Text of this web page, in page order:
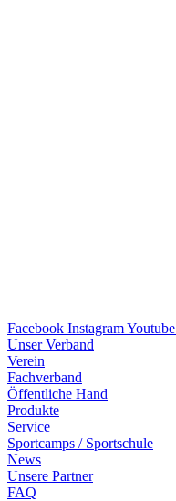
Facebook InstagramYoutube
Unser Verband
Verein
Fach­ver­band
Öffent­li­che Hand
Produkte
Service
Sport­camps / Sportschule
News
Unsere Part­ner
FAQ